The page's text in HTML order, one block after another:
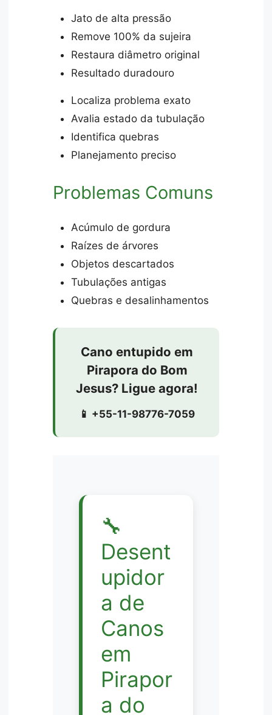
Jato de alta pressão
Remove 100% da sujeira
Restaura diâmetro original
Resultado duradouro
Localiza problema exato
Avalia estado da tubulação
Identifica quebras
Planejamento preciso
Problemas Comuns
Acúmulo de gordura
Raízes de árvores
Objetos descartados
Tubulações antigas
Quebras e desalinhamentos
Cano entupido em
Pirapora do Bom
Jesus? Ligue agora!
📱 +55-11-98776-7059
🔧
Desent
upidor
a de
Canos
em
Pirapor
a do